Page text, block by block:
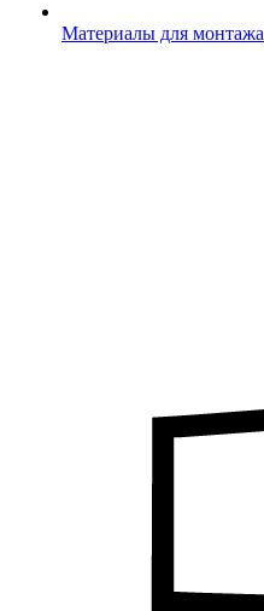
Материалы для монтажа